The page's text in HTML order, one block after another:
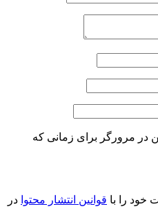
در مرورگر برای زمانی که
خود را با قوانین انتشار محتوا در